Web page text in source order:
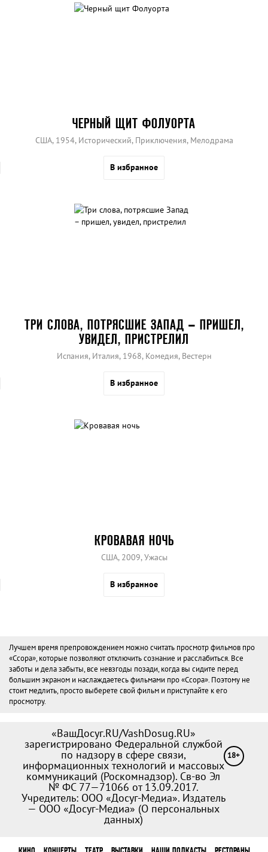
ЧЕРНЫЙ ЩИТ ФОЛУОРТА
США, 1954, Исторический, Приключения, Мелодрама
В избранное
ТРИ СЛОВА, ПОТРЯСШИЕ ЗАПАД – ПРИШЕЛ,
УВИДЕЛ, ПРИСТРЕЛИЛ
Испания, Италия, 1968, Комедия, Вестерн
В избранное
КРОВАВАЯ НОЧЬ
США, 2009, Ужасы
В избранное
Лучшем время препровождением можно считать просмотр фильмов про
«Ссора», которые позволяют отключить сознание и расслабиться. Все
заботы и дела забыты, все невзгоды позади, когда вы сидите перед
большим экраном и наслаждаетесь фильмами про «Ссора». Поэтому не
стоит медлить, просто выберете свой фильм и приступайте к его
просмотру.
«ВашДосуг.RU/VashDosug.RU»
зарегистрировано Федеральной службой
по надзору в сфере связи,
информационных технологий и массовых
коммуникаций (Роскомнадзор). Св-во Эл
№ ФС 77—71066 от 13.09.2017.
Учредитель: ООО «Досуг-Медиа». Издатель
— ООО «Досуг-Медиа» (О персональных
данных)
18+